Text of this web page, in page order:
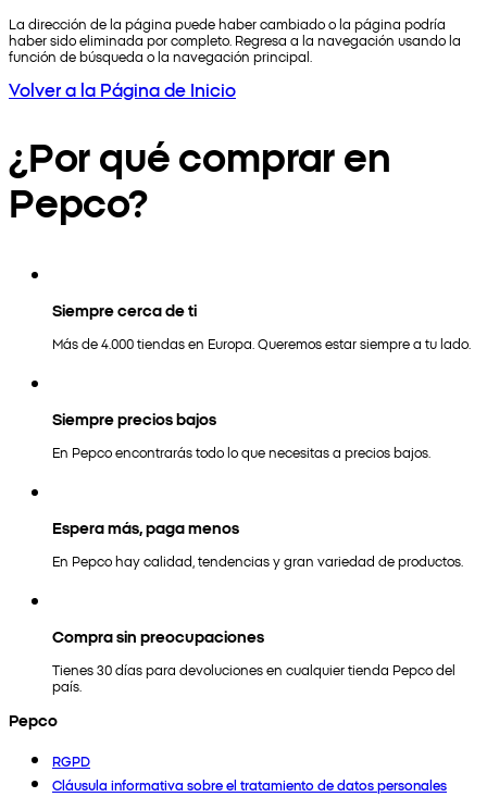
La dirección de la página puede haber cambiado o la página podría
haber sido eliminada por completo. Regresa a la navegación usando la
función de búsqueda o la navegación principal.
Volver a la Página de Inicio
¿Por qué comprar en
Pepco?
Siempre cerca de ti
Más de 4.000 tiendas en Europa. Queremos estar siempre a tu lado.
Siempre precios bajos
En Pepco encontrarás todo lo que necesitas a precios bajos.
Espera más, paga menos
En Pepco hay calidad, tendencias y gran variedad de productos.
Compra sin preocupaciones
Tienes 30 días para devoluciones en cualquier tienda Pepco del
país.
Pepco
RGPD
Cláusula informativa sobre el tratamiento de datos personales